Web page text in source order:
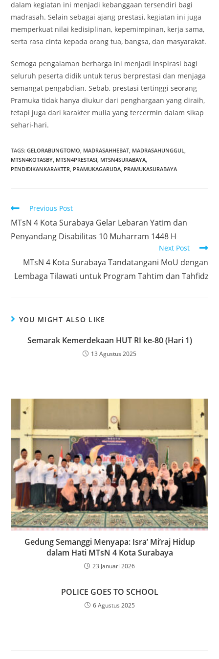
dalam kegiatan ini menjadi kebanggaan tersendiri bagi
madrasah. Selain sebagai ajang prestasi, kegiatan ini juga
memperkuat nilai kedisiplinan, kepemimpinan, kerja sama,
serta rasa cinta kepada orang tua, bangsa, dan masyarakat.
Semoga pengalaman berharga ini menjadi inspirasi bagi
seluruh peserta didik untuk terus berprestasi dan menjaga
semangat pengabdian. Sebab, prestasi tertinggi seorang
Pramuka tidak hanya diukur dari penghargaan yang diraih,
tetapi juga dari karakter mulia yang tercermin dalam sikap
sehari-hari.
TAGS:GELORABUNGTOMO, MADRASAHHEBAT, MADRASAHUNGGUL,
MTSN4KOTASBY, MTSN4PRESTASI, MTSN4SURABAYA,
PENDIDIKANKARAKTER, PRAMUKAGARUDA, PRAMUKASURABAYA
Read
articles
Previous Post
MTsN 4 Kota Surabaya Gelar Lebaran Yatim dan
Penyandang Disabilitas 10 Muharram 1448 H
Next Post
MTsN 4 Kota Surabaya Tandatangani MoU dengan
Lembaga Tilawati untuk Program Tahtim dan Tahfidz
YOU MIGHT ALSO LIKE
Semarak Kemerdekaan HUT RI ke-80 (Hari 1)
13 Agustus 2025
Gedung Semanggi Menyapa: Isra’ Mi’raj Hidup
dalam Hati MTsN 4 Kota Surabaya
23 Januari 2026
POLICE GOES TO SCHOOL
6 Agustus 2025